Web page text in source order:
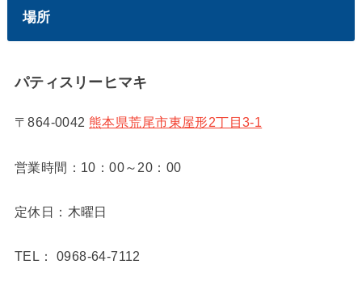
場所
パティスリーヒマキ
〒864-0042 熊本県荒尾市東屋形2丁目3-1
営業時間：10：00～20：00
定休日：木曜日
TEL： 0968-64-7112